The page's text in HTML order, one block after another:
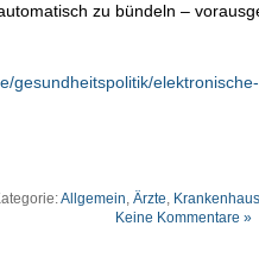
zu bündeln –
gesundheitspolitik/
Allgemein, Ärzte, Krankenhaus
Keine Kommentare »